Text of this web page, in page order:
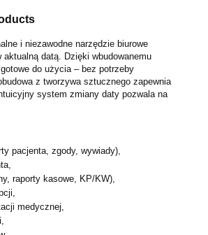
i niezawodne narzędzie biurowe
datą. Dzięki wbudowanemu
do użycia – bez potrzeby
z tworzywa sztucznego zapewnia
system zmiany daty pozwala na
pacjenta, zgody, wywiady),
raporty kasowe, KP/KW),
medycznej,